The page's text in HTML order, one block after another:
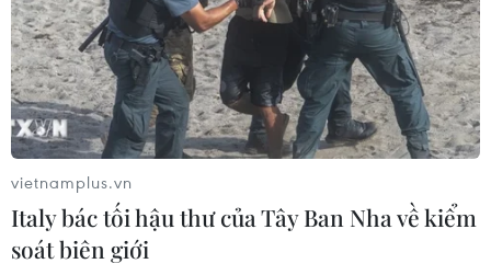
vietnamplus.vn
Italy bác tối hậu thư của Tây Ban Nha về kiểm
soát biên giới